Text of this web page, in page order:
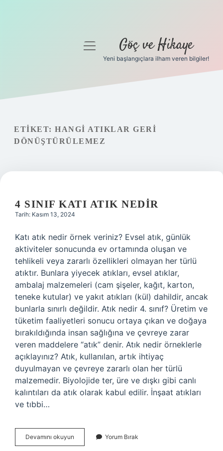
Gizlilik Politikası
Hakkımızda
menüyü
Göç ve Hikaye
Yeni başlangıçlara ilham veren bilgiler!
ETIKET: HANGI ATIKLAR GERI
DÖNÜŞTÜRÜLEMEZ
4 SINIF KATI ATIK NEDIR
Tarih: Kasım 13, 2024
Katı atık nedir örnek veriniz? Evsel atık, günlük
aktiviteler sonucunda ev ortamında oluşan ve
tehlikeli veya zararlı özellikleri olmayan her türlü
atıktır. Bunlara yiyecek atıkları, evsel atıklar,
ambalaj malzemeleri (cam şişeler, kağıt, karton,
teneke kutular) ve yakıt atıkları (kül) dahildir, ancak
bunlarla sınırlı değildir. Atık nedir 4. sınıf? Üretim ve
tüketim faaliyetleri sonucu ortaya çıkan ve doğaya
bırakıldığında insan sağlığına ve çevreye zarar
veren maddelere “atık” denir. Atık nedir örneklerle
açıklayınız? Atık, kullanılan, artık ihtiyaç
duyulmayan ve çevreye zararlı olan her türlü
malzemedir. Biyolojide ter, üre ve dışkı gibi canlı
kalıntıları da atık olarak kabul edilir. İnşaat atıkları
ve tıbbi…
Devamını okuyun
Sınıf
Yorum Bırak